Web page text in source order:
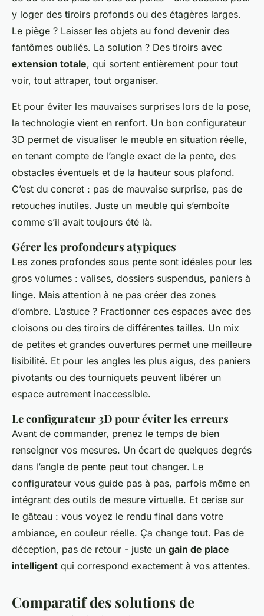
y loger des tiroirs profonds ou des étagères larges.
Le piège ? Laisser les objets au fond devenir des
fantômes oubliés. La solution ? Des tiroirs avec
extension totale, qui sortent entièrement pour tout
voir, tout attraper, tout organiser.
Et pour éviter les mauvaises surprises lors de la pose,
la technologie vient en renfort. Un bon configurateur
3D permet de visualiser le meuble en situation réelle,
en tenant compte de l’angle exact de la pente, des
obstacles éventuels et de la hauteur sous plafond.
C’est du concret : pas de mauvaise surprise, pas de
retouches inutiles. Juste un meuble qui s’emboîte
comme s’il avait toujours été là.
Gérer les profondeurs atypiques
Les zones profondes sous pente sont idéales pour les
gros volumes : valises, dossiers suspendus, paniers à
linge. Mais attention à ne pas créer des zones
d’ombre. L’astuce ? Fractionner ces espaces avec des
cloisons ou des tiroirs de différentes tailles. Un mix
de petites et grandes ouvertures permet une meilleure
lisibilité. Et pour les angles les plus aigus, des paniers
pivotants ou des tourniquets peuvent libérer un
espace autrement inaccessible.
Le configurateur 3D pour éviter les erreurs
Avant de commander, prenez le temps de bien
renseigner vos mesures. Un écart de quelques degrés
dans l’angle de pente peut tout changer. Le
configurateur vous guide pas à pas, parfois même en
intégrant des outils de mesure virtuelle. Et cerise sur
le gâteau : vous voyez le rendu final dans votre
ambiance, en couleur réelle. Ça change tout. Pas de
déception, pas de retour - juste un gain de place
intelligent qui correspond exactement à vos attentes.
Comparatif des solutions de